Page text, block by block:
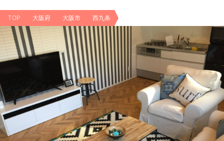
TOP 大阪府 大阪市 西九条